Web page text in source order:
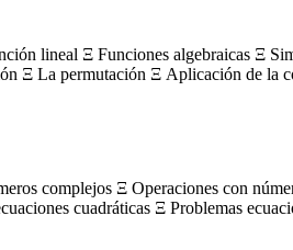
lineal Ξ Funciones algebraicas Ξ
Ξ La permutación Ξ Aplicación de la
complejos Ξ Operaciones con
cuadráticas Ξ Problemas